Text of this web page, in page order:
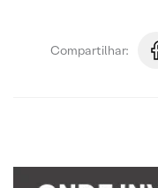
Compartilhar: